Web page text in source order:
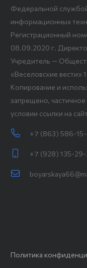
Федеральной
информационных
Регистрационный
08.09.2020 г.
Учредитель —
«Веселовские вести»
Копирование и
запрещено,
условии ссылки на
+7 (863) 586-
+7 (928) 135-29-
Политика